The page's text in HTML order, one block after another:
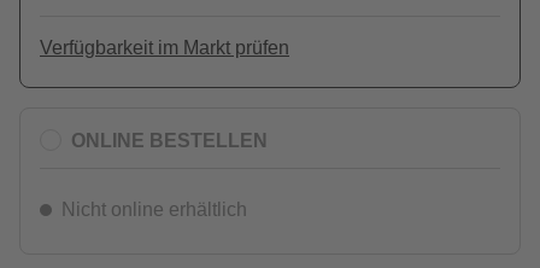
Verfügbarkeit im Markt prüfen
ONLINE BESTELLEN
Nicht online erhältlich